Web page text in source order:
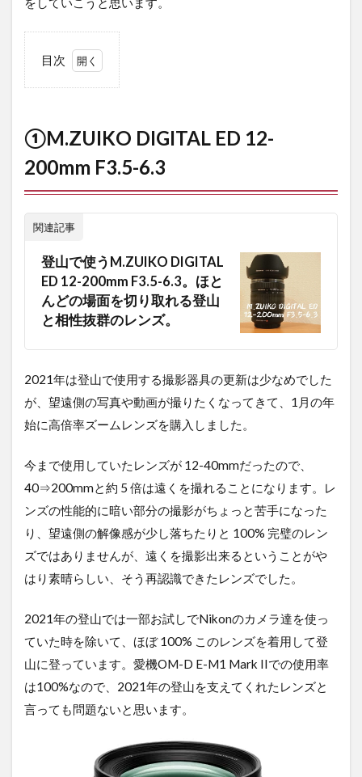
目次
ED 12-
200mm
F3.5-6.3
ス
ペ
オ
ダ
ウ
ン
ラ
ド
ッ
ク
ジ
ケ
③patagonia
フーディニ
ジャケット
④Salomon
3
5
⑤AXESQUIN
カルフワセー
have『hug』
①M.ZUIKO DIGITAL ED 12-
200mm F3.5-6.3
関連記事
登山で使うM.ZUIKO DIGITAL
ED 12-200mm F3.5-6.3。ほと
んどの場面を切り取れる登山
と相性抜群のレンズ。
2021年は登山で使用する撮影器具の更新は少なめでした
が、望遠側の写真や動画が撮りたくなってきて、1月の年
始に高倍率ズームレンズを購入しました。
今まで使用していたレンズが 12-40mmだったので、
40⇒200mmと約 5 倍は遠くを撮れることになります。レ
ンズの性能的に暗い部分の撮影がちょっと苦手になった
り、望遠側の解像感が少し落ちたりと 100% 完璧のレン
ズではありませんが、遠くを撮影出来るということがや
はり素晴らしい、そう再認識できたレンズでした。
2021年の登山では一部お試しでNikonのカメラ達を使っ
ていた時を除いて、ほぼ 100% このレンズを着用して登
山に登っています。愛機OM-D E-M1 Mark IIでの使用率
は100%なので、2021年の登山を支えてくれたレンズと
言っても問題ないと思います。